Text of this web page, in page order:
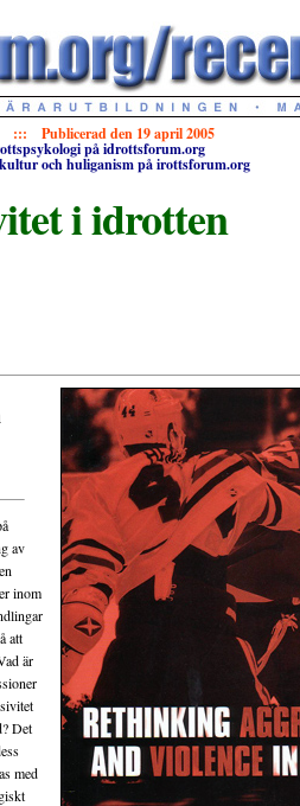
::: Publicerad den 19 april 2005
på idrottsforum.org
och huliganism på irottsforum.org
i idrotten
av
inom
att
är
Det
med